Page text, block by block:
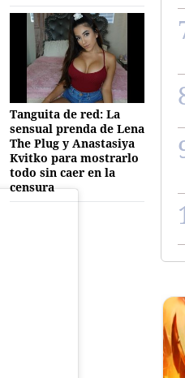
Tanguita de red: La
sensual prenda de Lena
The Plug y Anastasiya
Kvitko para mostrarlo
todo sin caer en la
censura